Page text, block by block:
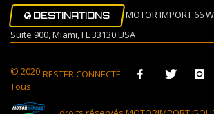
DESTINATIONS
MOTOR IMPORT 66
Suite 900, Miami, FL 33130 USA
RESTER CONNECTÉ
© 2020
Tous